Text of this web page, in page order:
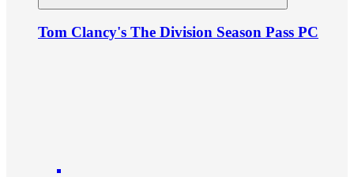
Tom Clancy's The Division Season Pass PC